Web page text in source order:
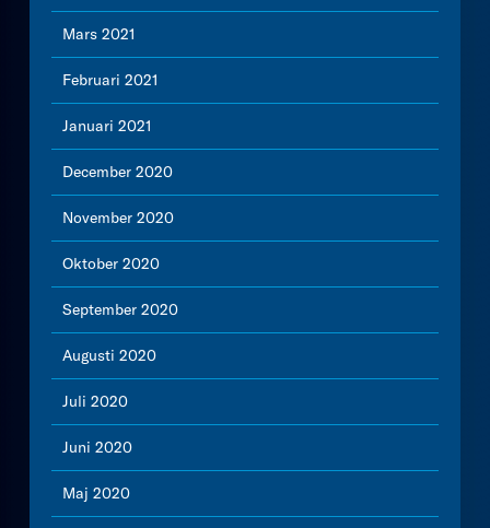
Mars 2021
Februari 2021
Januari 2021
December 2020
November 2020
Oktober 2020
September 2020
Augusti 2020
Juli 2020
Juni 2020
Maj 2020